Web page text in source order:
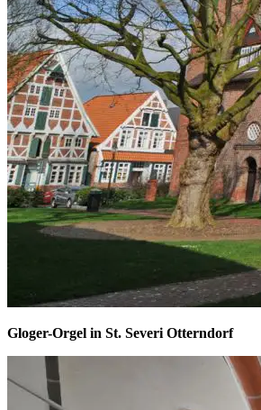
Gloger-Orgel in St. Severi Otterndorf